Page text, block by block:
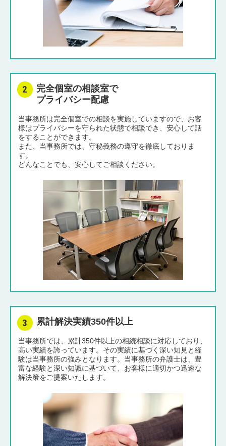
完全個室の相談室で
プライバシー配慮
当事務所は完全個室での相談を実施していますので、お客
様はプライバシーを守られた状態で相談でき、安心して話
をすることができます。
また、当事務所では、守秘義務の遵守を徹底しておりま
す。
どんなことでも、安心してご相談ください。
累計解決実績350件以上
当事務所では、累計350件以上の相続相談に対応しており、
高い実績を誇っています。その実績に基づく深い知見と経
験は当事務所の強みとなります。当事務所の弁護士は、豊
富な経験と深い知識に基づいて、お客様に適切かつ迅速な
解決策をご提案いたします。